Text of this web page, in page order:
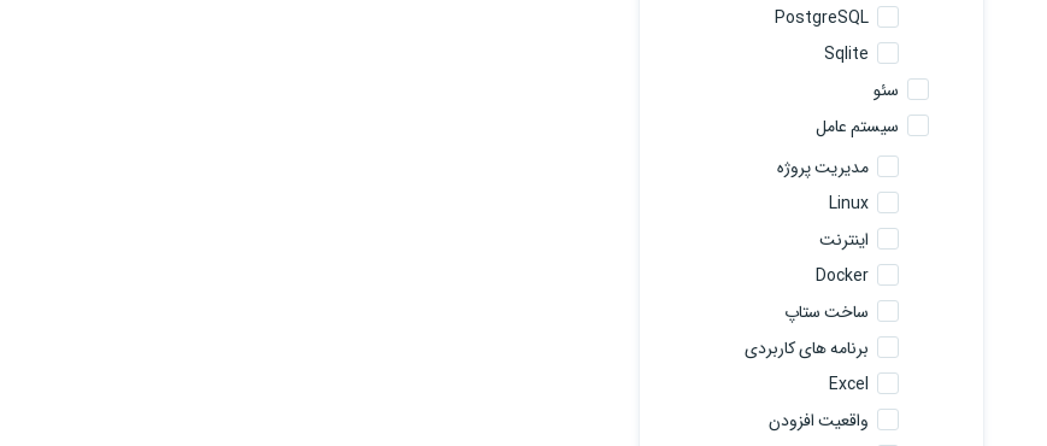
PostgreSQL
Sqlite
سئو
سیستم عامل
مدیریت پروژه
Linux
اینترنت
Docker
ساخت ستاپ
برنامه های کاربردی
Excel
واقعیت افزودن